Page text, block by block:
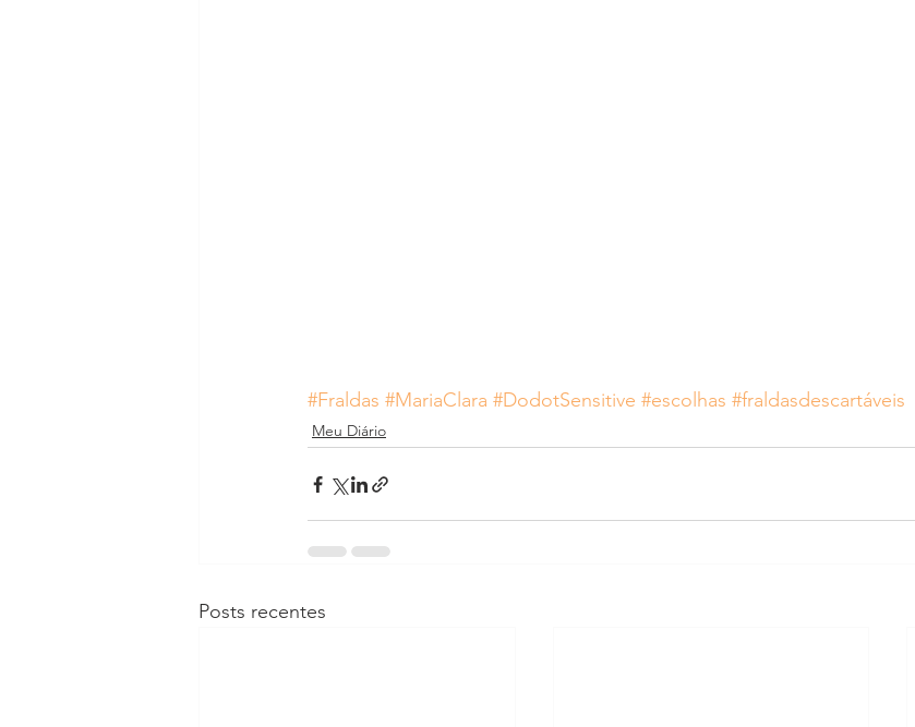
#Fraldas #MariaClara #DodotSensitive #escolhas #fraldasdescartáveis
Meu Diário
Posts recentes